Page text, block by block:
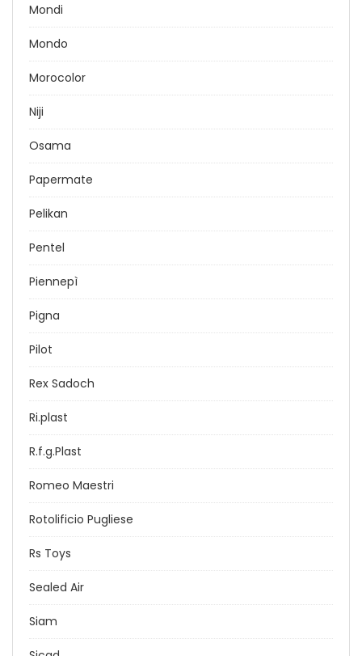
Mondi
Mondo
Morocolor
Niji
Osama
Papermate
Pelikan
Pentel
Piennepì
Pigna
Pilot
Rex Sadoch
Ri.plast
R.f.g.Plast
Romeo Maestri
Rotolificio Pugliese
Rs Toys
Sealed Air
Siam